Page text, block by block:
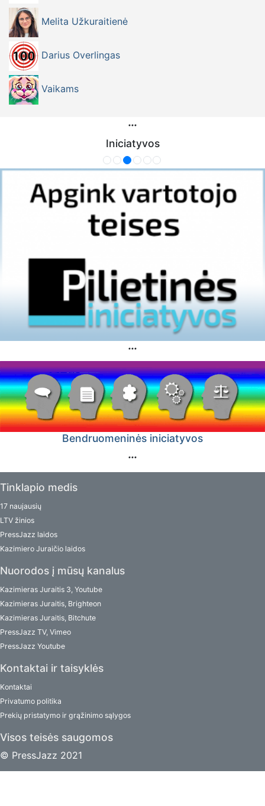
Melita Užkuraitienė
Darius Overlingas
Vaikams
Iniciatyvos
Bendruomeninės iniciatyvos
Tinklapio medis
17 naujausių
LTV žinios
PressJazz laidos
Kazimiero Juraičio laidos
Nuorodos į mūsų kanalus
Kazimieras Juraitis 3, Youtube
Kazimieras Juraitis, Brighteon
Kazimieras Juraitis, Bitchute
PressJazz TV, Vimeo
PressJazz Youtube
Kontaktai ir taisyklės
Kontaktai
Privatumo politika
Prekių pristatymo ir grąžinimo sąlygos
Visos teisės saugomos
© PressJazz 2021